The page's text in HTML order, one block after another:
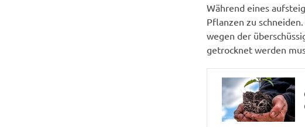
Während eines
Pflanzen zu
wegen der
getrocknet werden